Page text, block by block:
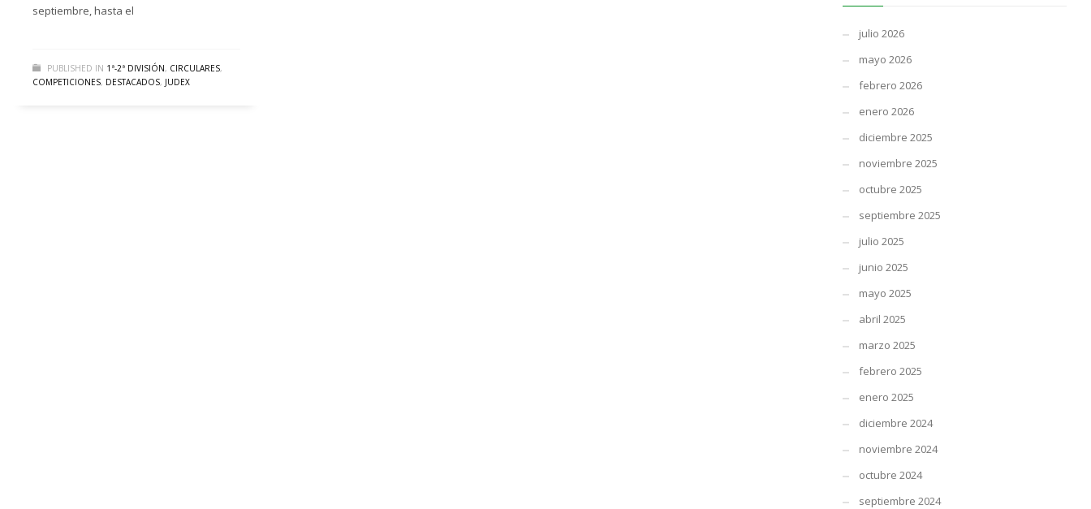
septiembre, hasta el
PUBLISHED IN 1ª-2ª DIVISIÓN, CIRCULARES,
COMPETICIONES, DESTACADOS, JUDEX
julio 2026
mayo 2026
febrero 2026
enero 2026
diciembre 2025
noviembre 2025
octubre 2025
septiembre 2025
julio 2025
junio 2025
mayo 2025
abril 2025
marzo 2025
febrero 2025
enero 2025
diciembre 2024
noviembre 2024
octubre 2024
septiembre 2024